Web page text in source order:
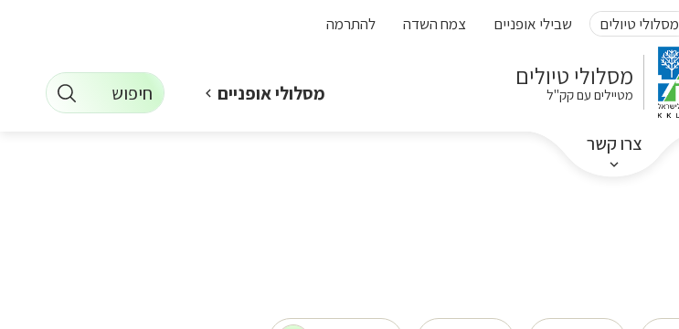
מסלולי טיולים שבילי אופניים צמח השדה להתרמה
מסלולי טיולים
מטיילים עם קק"ל
צרו קשר
מסלולי אופניים חיפוש